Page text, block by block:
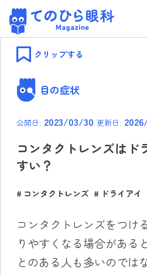
Skip
content
目の症状
クリップする
公開日: 2023/03/30 更新日:
コンタクトレンズはド
すい？
コンタクトレンズ ドライアイ
コンタクトレンズをつけ
りやすくなる場合がある
とのある人も多いのでは